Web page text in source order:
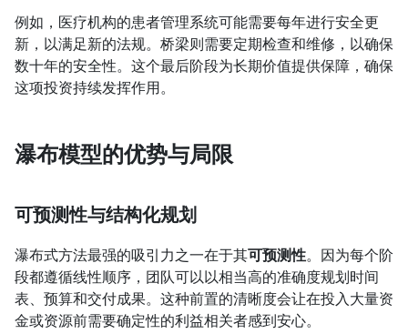
例如，医疗机构的患者管理系统可能需要每年进行安全更
新，以满足新的法规。桥梁则需要定期检查和维修，以确保
数十年的安全性。这个最后阶段为长期价值提供保障，确保
这项投资持续发挥作用。
瀑布模型的优势与局限
可预测性与结构化规划
瀑布式方法最强的吸引力之一在于其可预测性。因为每个阶
段都遵循线性顺序，团队可以以相当高的准确度规划时间
表、预算和交付成果。这种前置的清晰度会让在投入大量资
金或资源前需要确定性的利益相关者感到安心。